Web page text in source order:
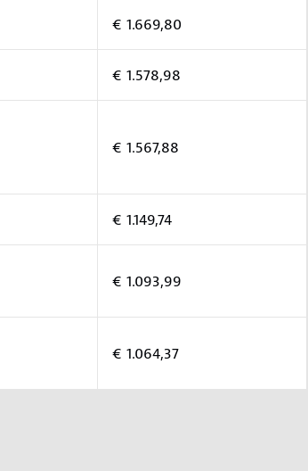
€ 1.669,80
€ 1.578,98
€ 1.567,88
€ 1.149,74
€ 1.093,99
€ 1.064,37